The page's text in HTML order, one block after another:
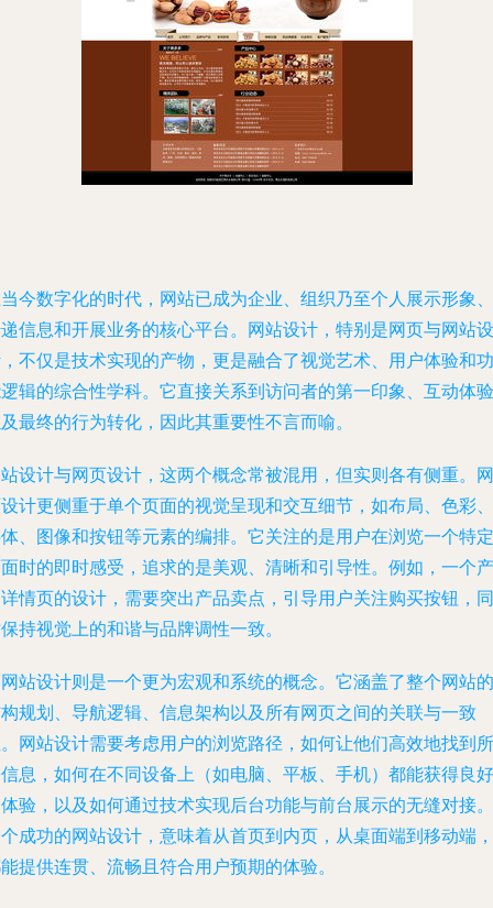
今数字化的时代，网站已成为企业、组织乃至个人展示形象、
信息和开展业务的核心平台。网站设计，特别是网页与网站设
不仅是技术实现的产物，更是融合了视觉艺术、用户体验和功
辑的综合性学科。它直接关系到访问者的第一印象、互动体验
最终的行为转化，因此其重要性不言而喻。
设计与网页设计，这两个概念常被混用，但实则各有侧重。网
计更侧重于单个页面的视觉呈现和交互细节，如布局、色彩、
、图像和按钮等元素的编排。它关注的是用户在浏览一个特定
时的即时感受，追求的是美观、清晰和引导性。例如，一个产
情页的设计，需要突出产品卖点，引导用户关注购买按钮，同
持视觉上的和谐与品牌调性一致。
站设计则是一个更为宏观和系统的概念。它涵盖了整个网站的
规划、导航逻辑、信息架构以及所有网页之间的关联与一致
网站设计需要考虑用户的浏览路径，如何让他们高效地找到所
息，如何在不同设备上（如电脑、平板、手机）都能获得良好
验，以及如何通过技术实现后台功能与前台展示的无缝对接。
成功的网站设计，意味着从首页到内页，从桌面端到移动端，
提供连贯、流畅且符合用户预期的体验。